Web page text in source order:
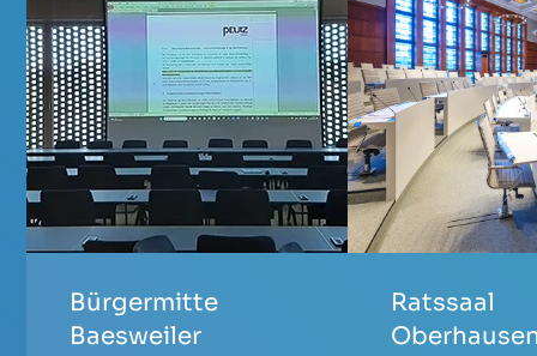
Bürgermitte
Baesweiler
Ratssaal